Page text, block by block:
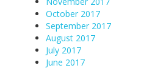
October 2017
September 2017
August 2017
July 2017
June 2017